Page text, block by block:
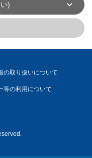
)
の取り扱いについて
等の利用について